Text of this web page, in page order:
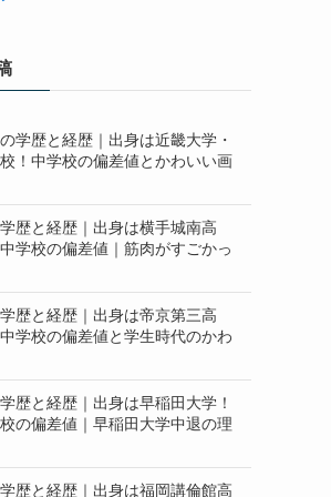
学歴と経歴｜出身は近畿大学・
！中学校の偏差値とかわいい画
歴と経歴｜出身は横手城南高
学校の偏差値｜筋肉がすごかっ
歴と経歴｜出身は帝京第三高
学校の偏差値と学生時代のかわ
歴と経歴｜出身は早稲田大学！
の偏差値｜早稲田大学中退の理
歴と経歴｜出身は福岡講倫館高